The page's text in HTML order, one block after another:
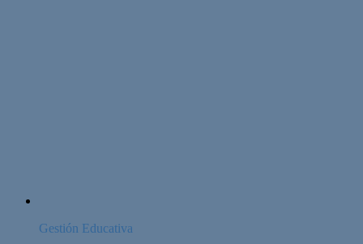
Gestión Educativa